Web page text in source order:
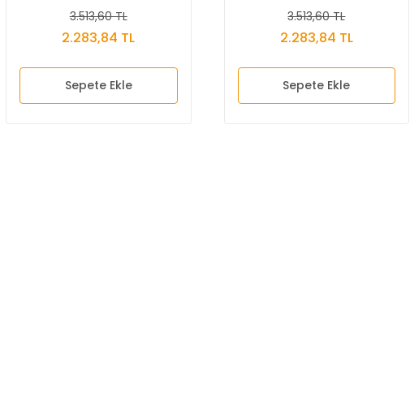
3.513,60 TL
2.283,84 TL
Sepete Ekle
3.513,60 TL
2.283,84 TL
Sepete Ekle